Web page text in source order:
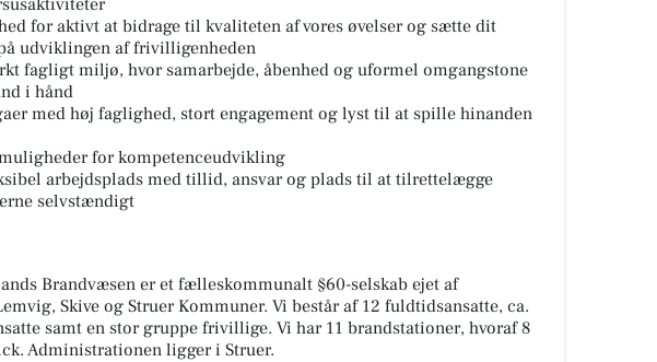
for aktivt at bidrage til kvaliteten af vores øvelser og sætte dit
udviklingen af frivilligenheden
fagligt miljø, hvor samarbejde, åbenhed og uformel omgangstone
i hånd
med høj faglighed, stort engagement og lyst til at spille hinanden
for kompetenceudvikling
arbejdsplads med tillid, ansvar og plads til at tilrettelægge
selvstændigt
Brandvæsen er et fælleskommunalt §60-selskab ejet af
Skive og Struer Kommuner. Vi består af 12 fuldtidsansatte, ca.
samt en stor gruppe frivillige. Vi har 11 brandstationer, hvoraf 8
Administrationen ligger i Struer.